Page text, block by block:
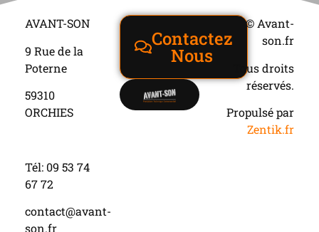
AVANT-SON
9 Rue de la
Poterne
59310
ORCHIES
Tél: 09 53 74
67 72
contact@avant-
son.fr
Contactez
Nous
© Avant-
son.fr
Tous droits
réservés.
Propulsé par
Zentik.fr